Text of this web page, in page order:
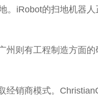
iRobot的扫地机器
则有工程制造方面
销商模式。